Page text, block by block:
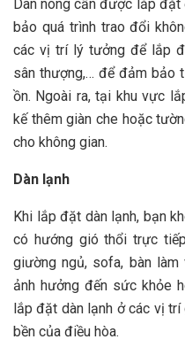
Dàn nóng cần được lắp
bảo quá trình trao đổi
các vị trí lý tưởng để lắp
sân thượng,… để đảm bảo
ồn. Ngoài ra, tại khu vực
kế thêm giàn che hoặc
cho không gian.
Dàn lạnh
Khi lắp đặt dàn lạnh, bạn
có hướng gió thổi trực
giường ngủ, sofa, bàn
ảnh hưởng đến sức khỏe
lắp đặt dàn lạnh ở các vị
bền của điều hòa.